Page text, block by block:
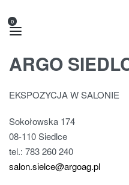
0
ARGO
EKSPOZYCJA W SALONIE
Sokołowska 174
08-110 Siedlce
tel.: 783 260 240
salon.sielce@argoag.pl